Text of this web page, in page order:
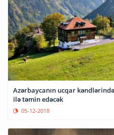
Azərbaycanın ucqar
ilə təmin edəcək
05-12-2018